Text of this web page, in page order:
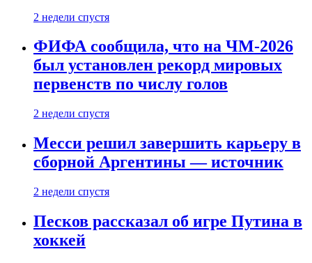
2 недели спустя
ФИФА сообщила, что на ЧМ-2026
был установлен рекорд мировых
первенств по числу голов
2 недели спустя
Месси решил завершить карьеру в
сборной Аргентины — источник
2 недели спустя
Песков рассказал об игре Путина в
хоккей